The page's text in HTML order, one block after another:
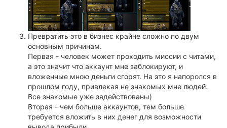
Превратить это в бизнес крайне сложно по двум
основным причинам.
Первая - человек может проходить миссии с читами,
а это значит что аккаунт мне заблокируют, и
вложенные мною деньги сгорят. На это я напоролся в
прошлом году, привлекая не знакомых мне людей.
Все знакомые уже задействованы)
Вторая - чем больше аккаунтов, тем больше
требуется вложить в них денег для возможности